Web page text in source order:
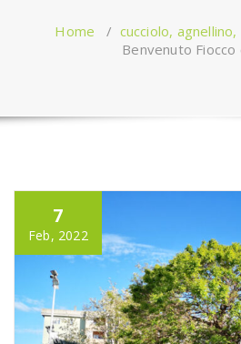
Home / cucciolo,
Benvenuto Fiocco
7
Feb, 2022